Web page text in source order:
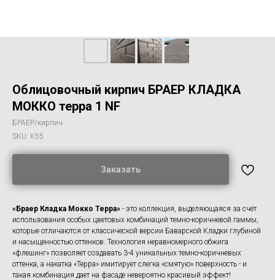
Облицовочный кирпич БРАЕР КЛАДКА
МОККО терра 1 NF
БРАЕР/кирпич
SKU: К55
Заказать
«Браер Кладка Мокко Терра» - это коллекция, выделяющаяся за счёт
использования особых цветовых комбинаций темно-коричневой гаммы,
которые отличаются от классической версии Баварской Кладки глубиной
и насыщенностью оттенков. Технология неравномерного обжига
«флешинг» позволяет создавать 3-4 уникальных темно-коричневых
оттенка, а накатка «Терра» имитирует слегка «смятую» поверхность - и
такая комбинация дает на фасаде невероятно красивый эффект!